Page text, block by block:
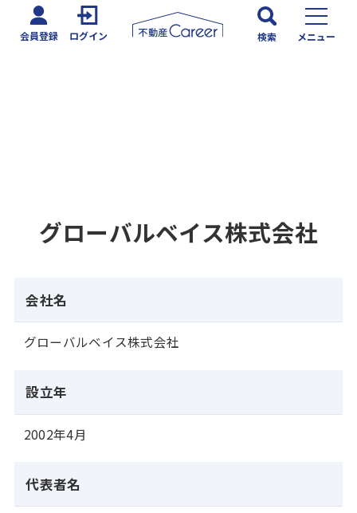
会員登録 ログイン 検索 メニュー
グローバルベイス株式会社
会社名
グローバルベイス株式会社
設立年
2002年4月
代表者名